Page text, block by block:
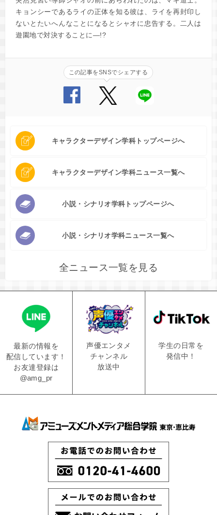
キョンシーであるライの正体を知る彼は、ライを再封印し
ないとたいへんなことになるとシャオに忠告する。二人は
遊園地で対決することに―!?
この記事をSNSでシェアする
キャラクターデザイン学科トップページへ
キャラクターデザイン学科ニュース一覧へ
小説・シナリオ学科トップページへ
小説・シナリオ学科ニュース一覧へ
全ニュース一覧を見る
最新の情報を
配信しています！
お友達登録は
@amg_pr
声優エンタメ
チャンネル
放送中
学生の日常を
発信中！